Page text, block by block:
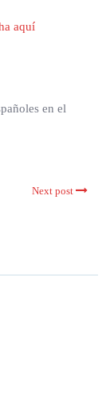
aquí
en el
Next post